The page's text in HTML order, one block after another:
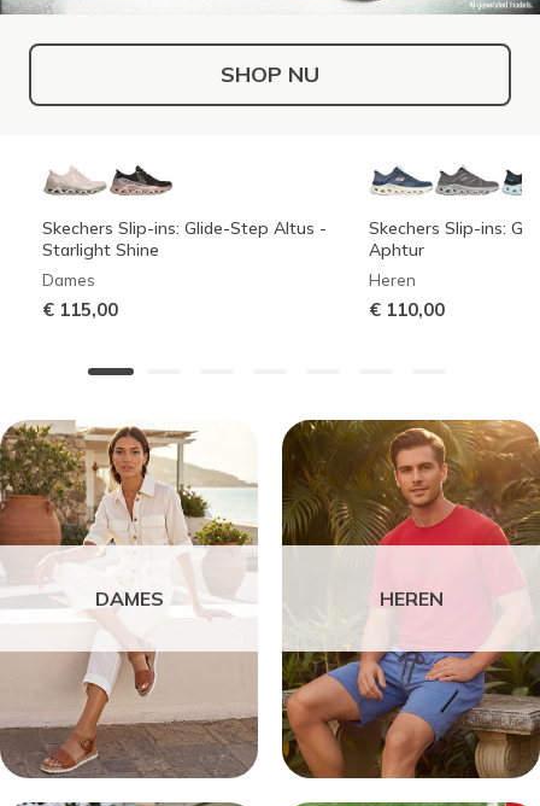
SHOP NU
Skechers Slip-ins: Glide-Step Altus -
Starlight Shine
Dames
€ 115,00
Skechers Slip-ins:
Aphtur
Heren
€ 110,00
DAMES HEREN